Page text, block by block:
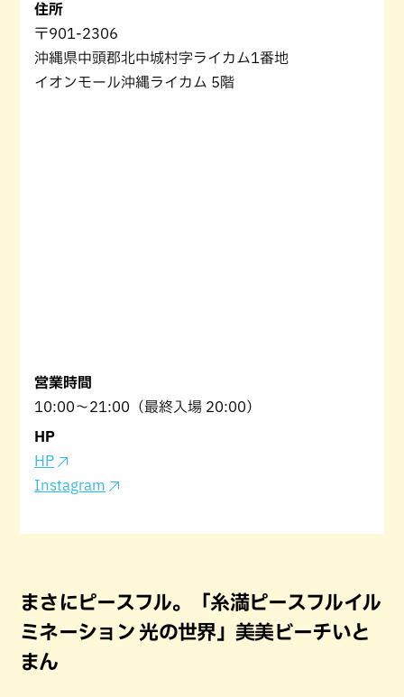
住所
〒901-2306
沖縄県中頭郡北中城村字ライカム1番地
イオンモール沖縄ライカム 5階
営業時間
10:00〜21:00（最終入場 20:00）
HP
HP
Instagram
まさにピースフル。「糸満ピースフルイル
ミネーション 光の世界」美美ビーチいと
まん